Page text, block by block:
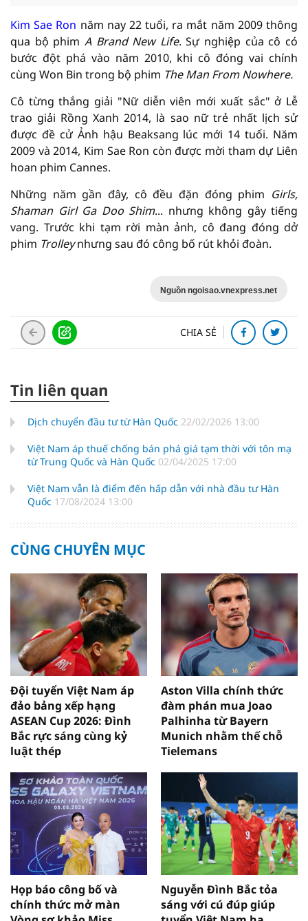
Kim Sae Ron năm nay 22 tuổi, ra mắt năm 2009 thông
qua bộ phim A Brand New Life. Sự nghiệp của cô có
bước đột phá vào năm 2010, khi cô đóng vai chính
cùng Won Bin trong bộ phim The Man From Nowhere.
Cô từng thắng giải "Nữ diễn viên mới xuất sắc" ở Lễ
trao giải Rồng Xanh 2014, là sao nữ trẻ nhất lịch sử
được đề cử Ảnh hậu Beaksang lúc mới 14 tuổi. Năm
2009 và 2014, Kim Sae Ron còn được mời tham dự Liên
hoan phim Cannes.
Những năm gần đây, cô đều đặn đóng phim Girls,
Shaman Girl Ga Doo Shim... nhưng không gây tiếng
vang. Trước khi tạm rời màn ảnh, cô đang đóng dở
phim Trolleynhưng sau đó công bố rút khỏi đoàn.
Nguồn ngoisao.vnexpress.net
CHIA SẺ
Tin liên quan
Dịch chuyển đầu tư từ Hàn Quốc 22/02/2026 13:00
Việt Nam áp thuế chống bán phá giá tạm thời với tôn mạ
từ Trung Quốc và Hàn Quốc 02/04/2025 17:00
Việt Nam vẫn là điểm đến hấp dẫn với nhà đầu tư Hàn
Quốc 17/08/2024 13:00
CÙNG CHUYÊN MỤC
Đội tuyển Việt Nam áp
đảo bảng xếp hạng
ASEAN Cup 2026: Đình
Bắc rực sáng cùng kỷ
luật thép
Aston Villa chính thức
đàm phán mua Joao
Palhinha từ Bayern
Munich nhằm thế chỗ
Tielemans
Họp báo công bố và
chính thức mở màn
Nguyễn Đình Bắc tỏa
sáng với cú đúp giúp